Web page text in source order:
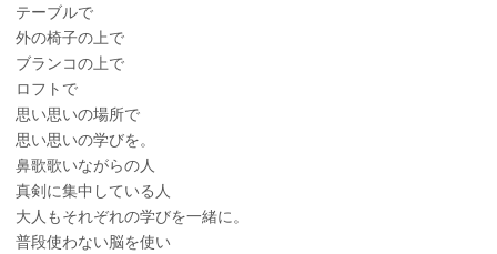
テーブルで
外の椅子の上で
ブランコの上で
ロフトで
思い思いの場所で
思い思いの学びを。
鼻歌歌いながらの人
真剣に集中している人
大人もそれぞれの学びを一緒に。
普段使わない脳を使い